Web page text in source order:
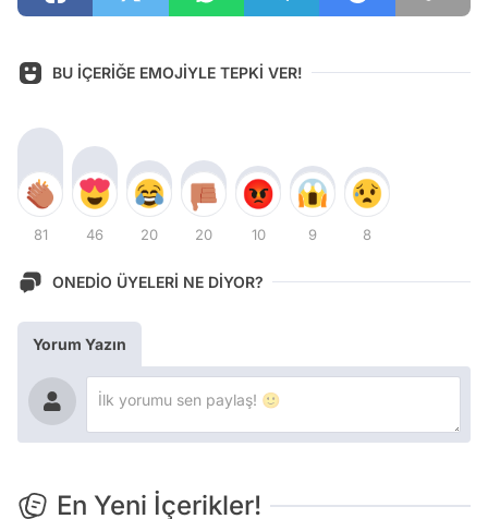
BU İÇERİĞE EMOJİYLE TEPKİ VER!
81 46 20 20 10 9 8
ONEDİO ÜYELERİ NE DİYOR?
Yorum Yazın
En Yeni İçerikler!